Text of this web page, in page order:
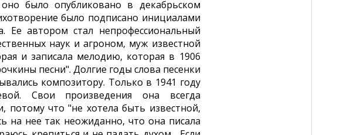
было опубликовано в декабрьском
было подписано инициалами
автором стал непрофессиональный
наук и агроном, муж известной
и записала мелодию, которая в 1906
песни". Долгие годы слова песенки
композитору. Только в 1941 году
Свои произведения она всегда
потому что "не хотела быть известной,
на нее так неожиданно, что она писала